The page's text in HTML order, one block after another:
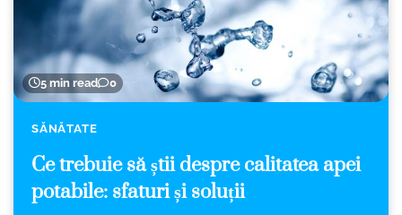
5 min read 0
SĂNĂTATE
Ce trebuie să știi despre calitatea apei
potabile: sfaturi și soluții